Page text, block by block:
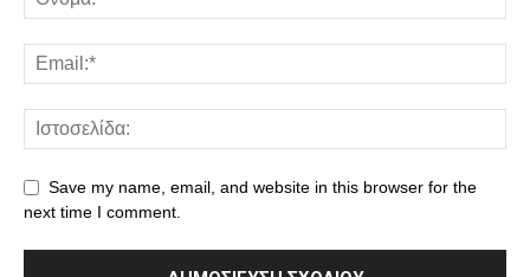
Save my name, email, and website in this browser for the
next time I comment.